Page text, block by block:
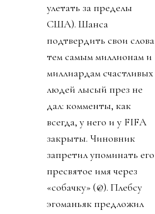
улетать за пределы
США). Шанса
подтвердить свои слова
тем самым миллионам и
миллиардам счастливых
людей лысый през не
дал: комменты, как
всегда, у него и у FIFA
закрыты. Чиновник
запретил упоминать его
пресвятое имя через
«собачку» (@). Плебсу
эгоманьяк предложил